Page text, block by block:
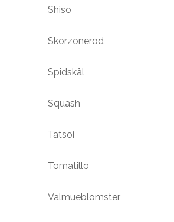
Shiso
Skorzonerod
Spidskål
Squash
Tatsoi
Tomatillo
Valmueblomster